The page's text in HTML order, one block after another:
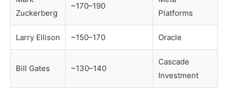
Zuckerberg
~170–190
Platforms
Larry Ellison ~150–170 Oracle
Bill Gates ~130–140
Cascade
Investment